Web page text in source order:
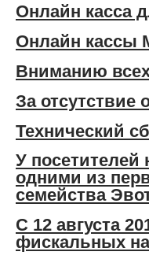
Онлайн касса
Онлайн кассы
Вниманию
За отсутствие
Технический
У посетителей
одними из
семейства
С 12 августа
фискальных